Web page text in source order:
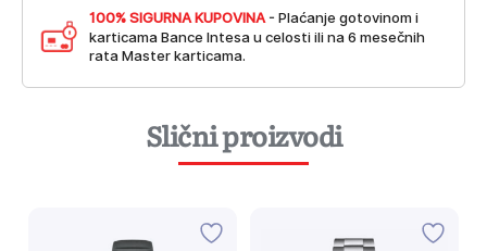
100% SIGURNA KUPOVINA - Plaćanje gotovinom i
karticama Bance Intesa u celosti ili na 6 mesečnih
rata Master karticama.
Slični proizvodi